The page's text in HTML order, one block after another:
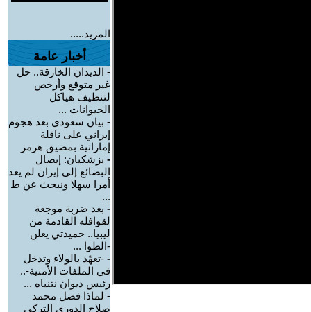
المزيد.....
أخبار عامة
- الديدان الخارقة.. حل
غير متوقع وأرخص
لتنظيف هياكل
الحيوانات ...
- بيان سعودي بعد هجوم
إيراني على ناقلة
إماراتية بمضيق هرمز
- بزشكيان: إيصال
البضائع إلى إيران لم يعد
أمرا سهلا ونبحث عن ط
...
- بعد ضربة موجعة
لقوافله القادمة من
ليبيا.. حميدتي يعلن
-الطوا ...
- -تعهّد بالولاء وتدخل
في الملفات الأمنية-..
رئيس ديوان نتنياه ...
- لماذا فضل محمد
صلاح الدوري التركي